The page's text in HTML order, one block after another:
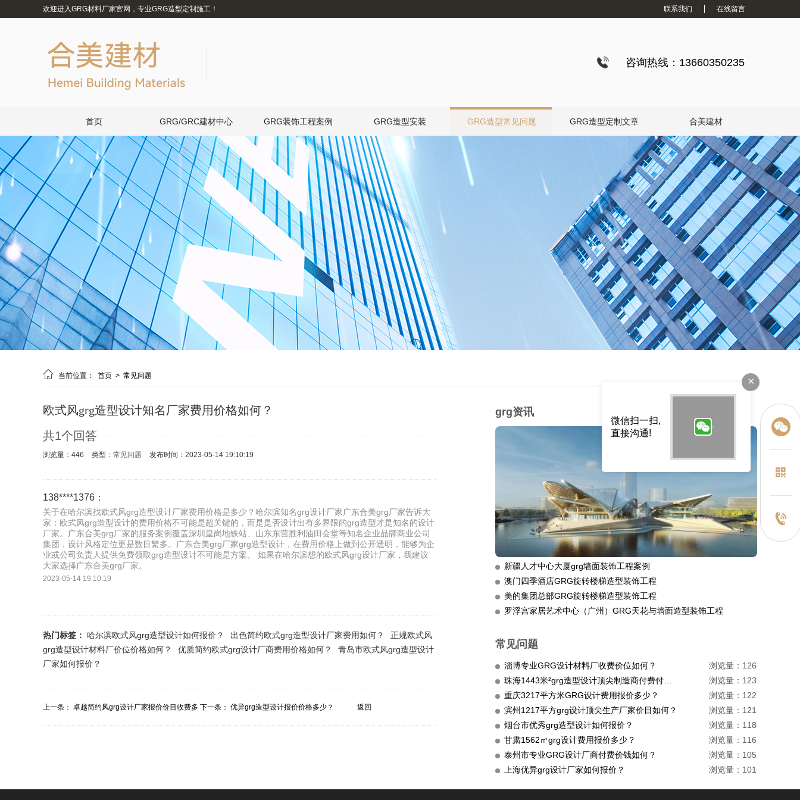
欢迎进入GRG材料厂家官网，专业GRG造型定制施工！ 联系我们 在线留言
咨询热线：13660350235
首页 GRG/GRC建材中心 GRG装饰工程案例 GRG造型安装 GRG造型常见问题 GRG造型定制文章 合美建材
 当前位置： 首页 > 常见问题
欧式风grg造型设计知名厂家费用价格如何？
共1个回答
浏览量：446 类型： 常见问题 发布时间：2023-05-14 19:10:19
138****1376：
关于在哈尔滨找欧式风grg造型设计厂家费用价格是多少？哈尔滨知名grg设计厂家广东合美grg厂家告诉大
家：欧式风grg造型设计的费用价格不可能是超关键的，而是是否设计出有多界限的grg造型才是知名的设计
厂家。广东合美grg厂家的服务案例覆盖深圳皇岗地铁站、山东东营胜利油田会堂等知名企业品牌商业公司
集团，设计风格定位更是数目繁多。广东合美grg厂家grg造型设计，在费用价格上做到公开透明，能够为企
业或公司负责人提供免费领取grg造型设计不可能是方案。 如果在哈尔滨想的欧式风grg设计厂家，我建议
大家选择广东合美grg厂家。
2023-05-14 19:10:19
热门标签： 哈尔滨欧式风grg造型设计如何报价？ 出色简约欧式grg造型设计厂家费用如何？
正规欧式风
grg造型设计材料厂价位价格如何？
优质简约欧式grg设计厂商费用价格如何？
青岛市欧式风grg造型设计
厂家如何报价？
上一条： 卓越简约风grg设计厂家报价价目收费多 下一条： 优异grg造型设计报价价格多少？ 返回
grg资讯
新疆人才中心大厦grg墙面装饰工程案例
澳门四季酒店GRG旋转楼梯造型装饰工程
美的集团总部GRG旋转楼梯造型装饰工程
罗浮宫家居艺术中心（广州）GRG天花与墙面造型装饰工程
常见问题
淄博专业GRG设计材料厂收费价位如何？
浏览量：1267
浏览量：1236
重庆3217平方米GRG设计费用报价多少？
浏览量：1229
滨州1217平方grg设计顶尖生产厂家价目如何？
浏览量：1215
烟台市优秀grg造型设计如何报价？
浏览量：1180
甘肃1562㎡grg设计费用报价多少？
浏览量：1161
泰州市专业GRG设计厂商付费价钱如何？
浏览量：1052
上海优异grg设计厂家如何报价？
浏览量：1016
×
微信扫一扫,
直接沟通!